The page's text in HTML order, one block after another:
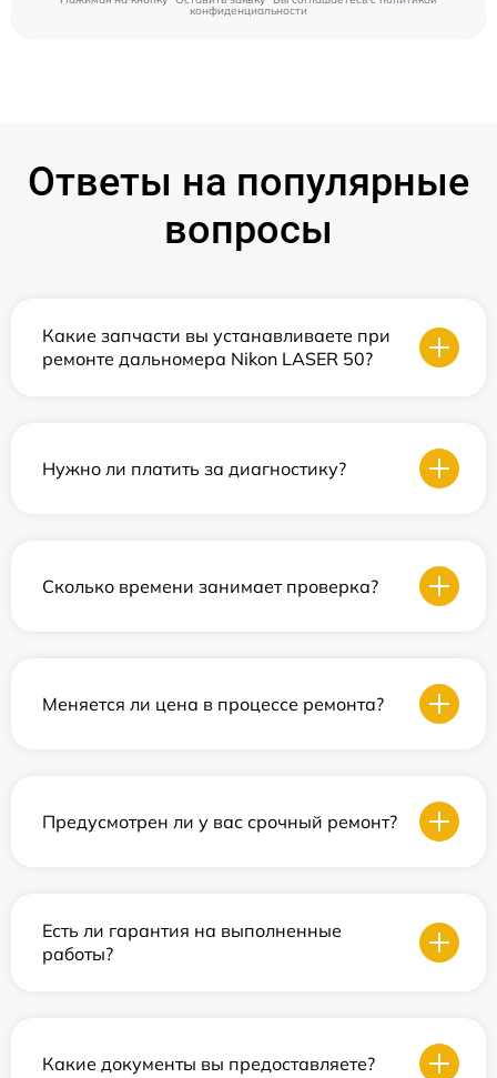
конфиденциальности
Ответы на популярные
вопросы
Какие запчасти вы устанавливаете при
ремонте дальномера Nikon LASER 50?
Нужно ли платить за диагностику?
Сколько времени занимает проверка?
Меняется ли цена в процессе ремонта?
Предусмотрен ли у вас срочный ремонт?
Есть ли гарантия на выполненные
работы?
Какие документы вы предоставляете?